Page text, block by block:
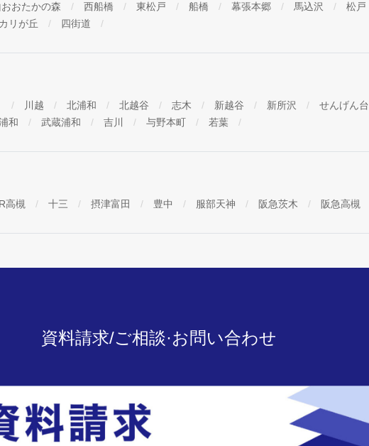
おたかの森
西船橋 東松戸 船橋 幕張本郷 馬込沢 松戸
リが丘
四街道
川越 北浦和 北越谷 志木 新越谷 新所沢 せんげん台
和
武蔵浦和 吉川 与野本町 若葉
高槻 十三 摂津富田 豊中 服部天神 阪急茨木 阪急高槻
資料請求/ご相談·お問い合わせ